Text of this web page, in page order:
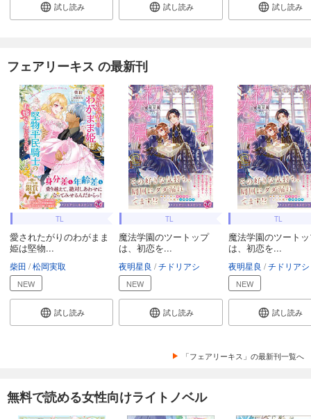
試し読み 試し読み 試し読み
フェアリーキス の最新刊
TL
愛されたがりのわがまま
姫は堅物...
柴田 松岡実取
NEW
試し読み
TL
魔法学園のツートップ
は、初恋を...
夜明星良 チドリアシ
NEW
試し読み
TL
魔法学園のツート
は、初恋を...
夜明星良 チドリアシ
NEW
試し読み
「フェアリーキス」の最新刊一覧へ
無料で読める女性向けライトノベル